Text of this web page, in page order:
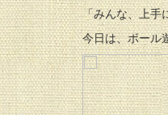
「みんな、上手
今日は、ボール